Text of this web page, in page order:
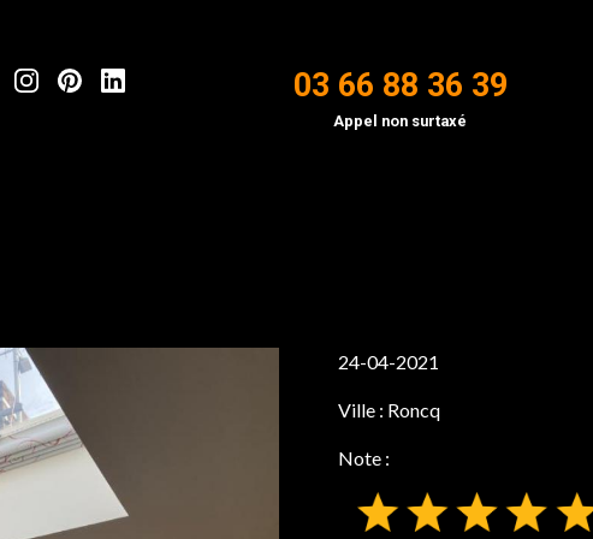
03 66 88 36 39
Appel non surtaxé
24-04-2021
Ville : Roncq
Note :